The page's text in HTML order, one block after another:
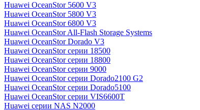
Huawei OceanStor 5600 V3
Huawei OceanStor 5800 V3
Huawei OceanStor 6800 V3
Huawei OceanStor All-Flash Storage Systems
Huawei OceanStor Dorado V3
Huawei OceanStor серии 18500
Huawei OceanStor серии 18800
Huawei OceanStor серии 9000
Huawei OceanStor серии Dorado2100 G2
Huawei OceanStor серии Dorado5100
Huawei OceanStor серии VIS6600T
Huawei серии NAS N2000